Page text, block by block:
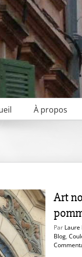
À propos
Art
Par
Blog,